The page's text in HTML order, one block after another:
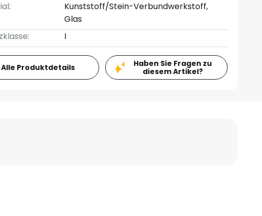
Kunststoff/Stein-Verbundwerkstoff,
Glas
I
Alle Produktdetails
Haben Sie Fragen zu
diesem Artikel?